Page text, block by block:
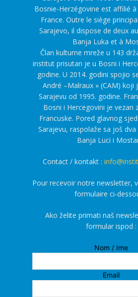
Bosnie-Herzégovine est affilié à
France. Outre le siège
Sarajevo, il dispose de deux
Banja Luka et à
Član kulturne mreže u 143
institut prisutan je u Bosni i
godine. U 2014. godini spojio
André –Malraux » (CAM)
Sarajevu od 1995. godine.
Bosni i Hercegovini je vezan
Francuske. Pored glavnog
Sarajevu, raspolaže sa još
Banja Luci i
Contact / kontakt :
Pour recevoir notre newsletter,
formulaire ci-
Ako želite primati naš
formular ispod :
Nom / Ime
Email